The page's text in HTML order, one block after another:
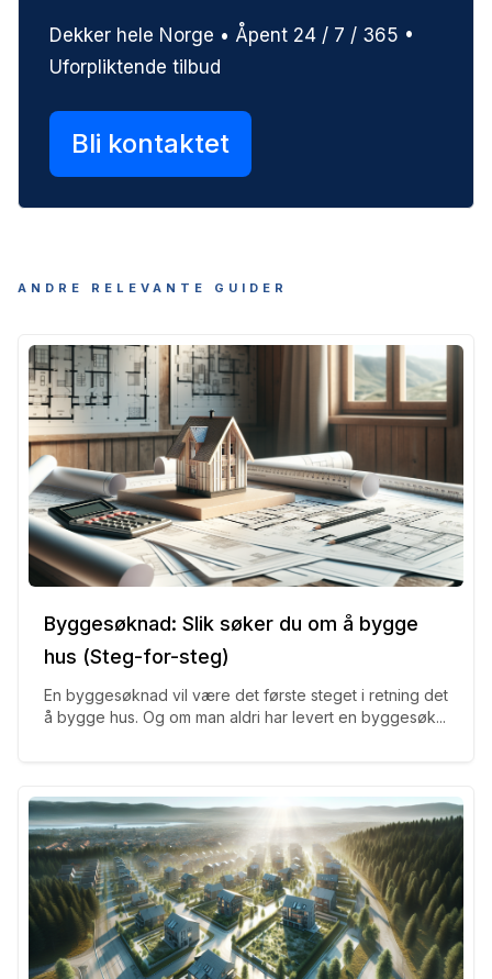
Dekker hele Norge • Åpent 24 / 7 / 365 •
Uforpliktende tilbud
Bli kontaktet
ANDRE RELEVANTE GUIDER
Byggesøknad: Slik søker du om å bygge
hus (Steg-for-steg)
En byggesøknad vil være det første steget i retning det
å bygge hus. Og om man aldri har levert en byggesøk...